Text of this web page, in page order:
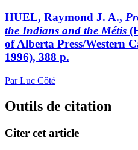
HUEL, Raymond J. A.,
the Indians and the Métis
of Alberta Press/Western
1996), 388 p.
Par Luc Côté
Outils de citation
Citer cet article